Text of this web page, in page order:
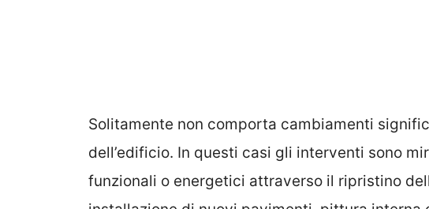
Solitamente non comporta cambiamenti
dell’edificio. In questi casi gli interventi sono
funzionali o energetici attraverso il ripristino